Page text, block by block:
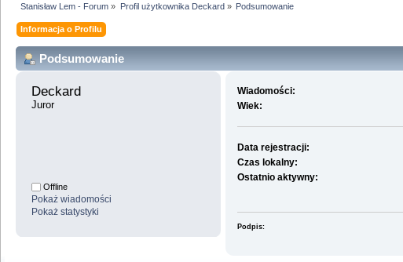
Stanisław Lem - Forum » Profil użytkownika Deckard» Podsumowanie
Informacja o Profilu
Podsumowanie
Deckard
Juror
Offline
Pokaż wiadomości
Pokaż statystyki
Wiadomości:
Wiek:
Data rejestracji:
Czas lokalny:
Ostatnio aktywny:
Podpis: